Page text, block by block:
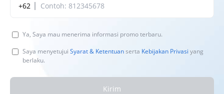
+62
Ya, Saya mau menerima informasi promo terbaru.
Saya menyetujui Syarat & Ketentuanserta Kebijakan Privasi yang
berlaku.
Kirim